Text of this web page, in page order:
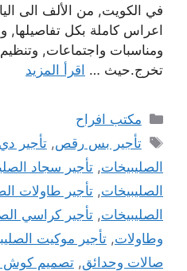
في الكويت, من الألف الى
اعراس كاملة بكل تفاصيلها,
ومناسبات واجتماعات, وتنظيم
تخرج.حيث … اقرأ المزيد
التصنيفات
مكتب افراح
الوسوم
تأجير بس رقص,تأجير
الصليبيخات, تأجير سجاد
الصليبيخات, تأجير طاولات
الصليبيخات, تأجير كراسي
وطاولات, تأجير موكيت
صالات وحدائق, تصميم كوش